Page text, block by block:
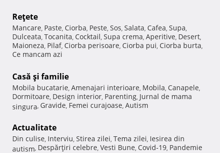
Reţete
Mancare, Paste, Ciorba, Peste, Sos, Salata, Cafea, Supa,
Dulceata, Tocanita, Cocktail, Supa crema, Aperitive, Desert,
Maioneza, Pilaf, Ciorba perisoare, Ciorba pui, Ciorba burta,
Ce mancam azi
Casă şi familie
Mobila bucatarie, Amenajari interioare, Mobila, Canapele,
Dormitoare, Design interior, Parenting, Jurnal de mama
singura, Gravide, Femei curajoase, Autism
Actualitate
Din culise, Interviu, Stirea zilei, Tema zilei, Iesirea din
autism, Despărţiri celebre, Vesti Bune, Covid-19, Pandemie